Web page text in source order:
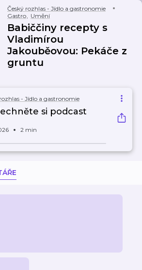
Český rozhlas - Jídlo a gastronomie
Gastro, Umění
Babiččiny recepty s
Vladimírou
Jakouběovou: Pekáče z
gruntu
- Jídlo a gastronomie
si podcast
2 min